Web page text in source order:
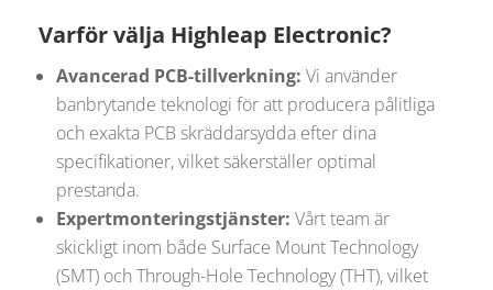
Varför välja Highleap Electronic?
Avancerad PCB-tillverkning: Vi använder
banbrytande teknologi för att producera pålitliga
och exakta PCB skräddarsydda efter dina
specifikationer, vilket säkerställer optimal
prestanda.
Expertmonteringstjänster: Vårt team är
skickligt inom både Surface Mount Technology
(SMT) och Through-Hole Technology (THT), vilket